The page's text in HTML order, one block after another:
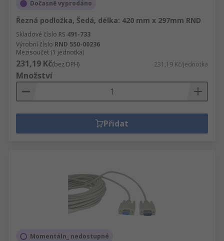
Dočasně vyprodáno
Řezná podložka, Šedá, délka: 420 mm x 297mm RND
Skladové číslo RS 491-733
Výrobní číslo RND 550-00236
Mezisoučet (1 jednotka)
231,19 Kč(bez DPH) 231,19 Kč/jednotka
Množství
Přidat
Momentáln_ nedostupné